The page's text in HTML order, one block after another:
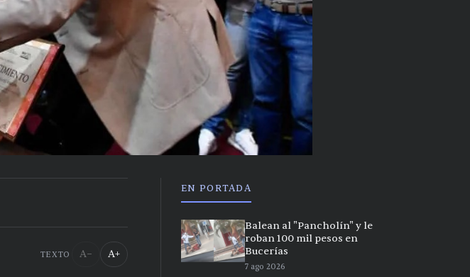
TEXTO A− A+
EN PORTADA
Balean al "Pancholín" y le
roban 100 mil pesos en
Bucerías
7 ago 2026